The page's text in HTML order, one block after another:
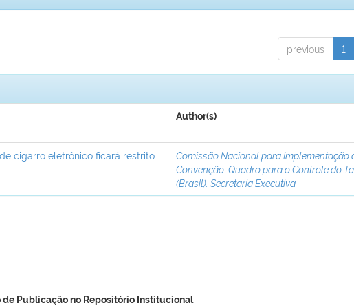
previous 1
Author(s)
cigarro eletrônico ficará restrito
Comissão Nacional para Implementação
Convenção-Quadro para o Controle do
(Brasil). Secretaria Executiva
Publicação no Repositório Institucional